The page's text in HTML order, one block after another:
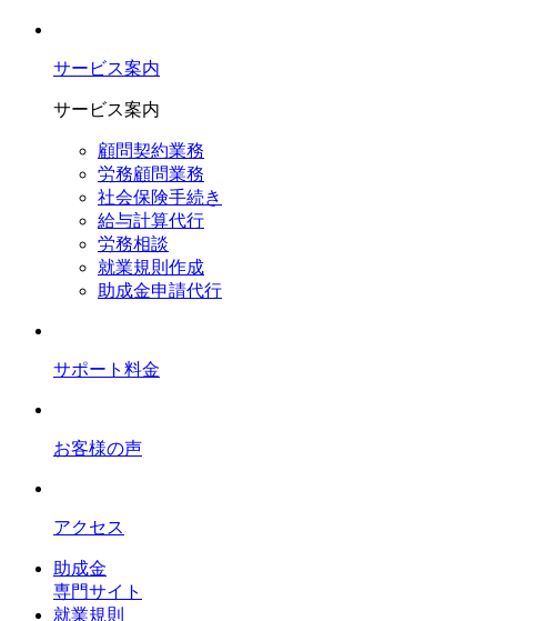
サービス案内
サービス案内
顧問契約業務
労務顧問業務
社会保険手続き
給与計算代行
労務相談
就業規則作成
助成金申請代行
サポート料金
お客様の声
アクセス
助成金
専門サイト
就業規則